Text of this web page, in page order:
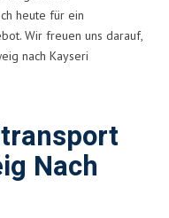
heute für ein
Wir freuen uns darauf,
nach Kayseri
Nach